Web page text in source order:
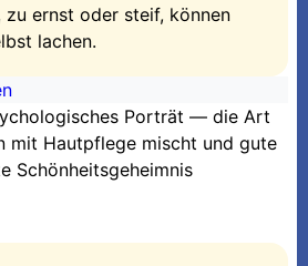
ernst oder steif, können
lachen.
Porträt — die Art
mit Hautpflege mischt und gute
Schönheitsgeheimnis